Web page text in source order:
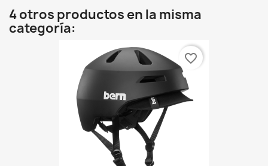
4 otros productos en la misma
categoría:
favorite_border